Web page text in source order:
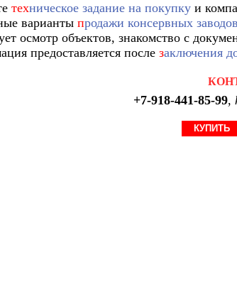
техническое задание на покупку и
варианты продажи консервных
осмотр объектов, знакомство с
предоставляется после заключения
+7-918-441-85-99,
КУПИТЬ